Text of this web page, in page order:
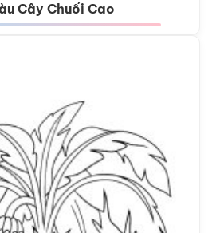
Cây Chuối Cao